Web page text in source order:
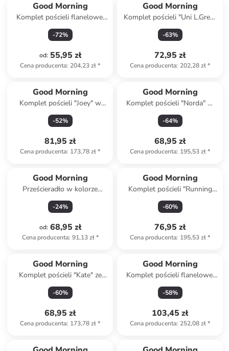
Good Morning
Komplet pościeli flanelowej
"Feathers" w kolorze
jasnobrązowo-białym
-72%
od: 55,95 zł
Cena producenta: 204,23 zł*
Good Morning
Komplet pościeli "Uni L.Grey"
w kolorze jasnoszarym
-63%
72,95 zł
Cena producenta: 202,28 zł*
Good Morning
Komplet pościeli "Joey" w
kolorze turkusowym ze
wzorem
-52%
81,95 zł
Cena producenta: 173,78 zł*
Good Morning
Komplet pościeli "Norda" w
kolorze biało-szarym
-64%
68,95 zł
Cena producenta: 195,53 zł*
Good Morning
Prześcieradło w kolorze
granatowym na gumce
-24%
od: 68,95 zł
Cena producenta: 91,13 zł*
Good Morning
Komplet pościeli "Running
horse" w kolorze zielono-
brązowym
-60%
76,95 zł
Cena producenta: 195,53 zł*
Good Morning
Komplet pościeli "Kate" ze
wzorem
-60%
68,95 zł
Cena producenta: 173,78 zł*
Good Morning
Komplet pościeli flanelowej
"Wolfie" w kolorze szarym
-58%
103,45 zł
Cena producenta: 252,08 zł*